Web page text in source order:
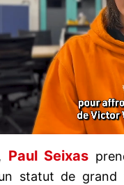
Paul Seixas
statut de grand